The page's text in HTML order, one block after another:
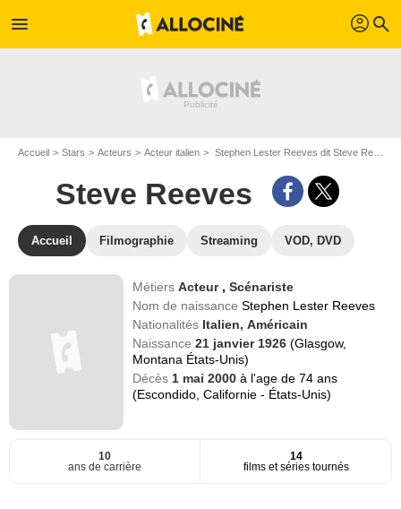
menu profil search
Accueil Stars Acteurs Acteur italien Stephen Lester Reeves dit Steve Reeves
Steve Reeves
Accueil Filmographie Streaming VOD, DVD
MétiersActeur ,Scénariste
Nom de naissanceStephen Lester Reeves
Nationalités Italien, Américain
Naissance21 janvier 1926(Glasgow,
Montana États-Unis)
Décès 1 mai 2000à l'age de 74 ans
(Escondido, Californie - États-Unis)
10
ans de carrière
14
films et séries tournés